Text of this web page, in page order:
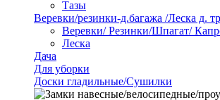
Тазы
Веревки/резинки-д.багажа /Леска д.
Веревки/ Резинки/Шпагат/
Леска
Дача
Для уборки
Доски гладильные/Сушилки